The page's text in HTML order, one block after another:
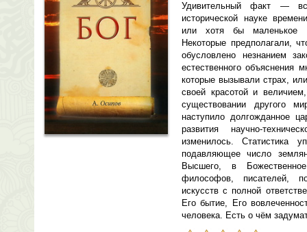
Удивительный факт —
исторической науке
или хотя бы маленькое
Некоторые предполагали,
обусловлено незнанием
естественного объяснения
которые вызывали страх,
своей красотой и
существовании другого
наступило долгожданное
развития научно-
изменилось. Статистика
подавляющее число
Высшего, в
философов, писателей,
искусств с полной
Его бытие, Его
человека. Есть о чём